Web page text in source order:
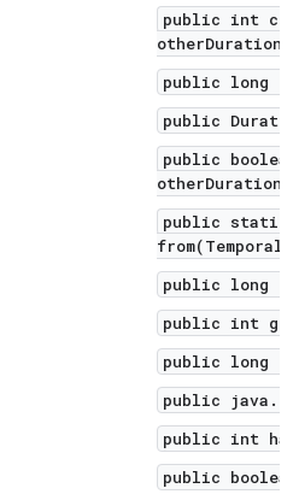
public int
otherDuration)
public long
public
public
otherDuration)
public static
public long
public int
public long
public
public int
public